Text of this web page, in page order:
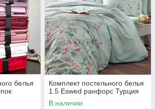
белья
Комплект постельного белья
1.5 Eswed ранфорс Турция
В наличии